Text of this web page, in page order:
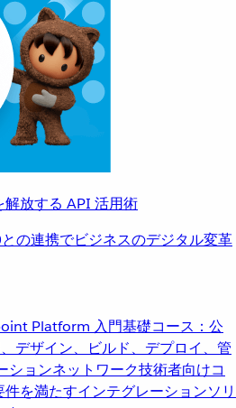
放する API 活用術
の連携でビジネスのデジタル変革
Platform 入門基礎コース：公
デザイン、ビルド、デプロイ、管
ションネットワーク技術者向けコ
を満たすインテグレーションソリ